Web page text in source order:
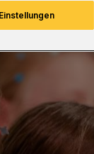
Einstellungen